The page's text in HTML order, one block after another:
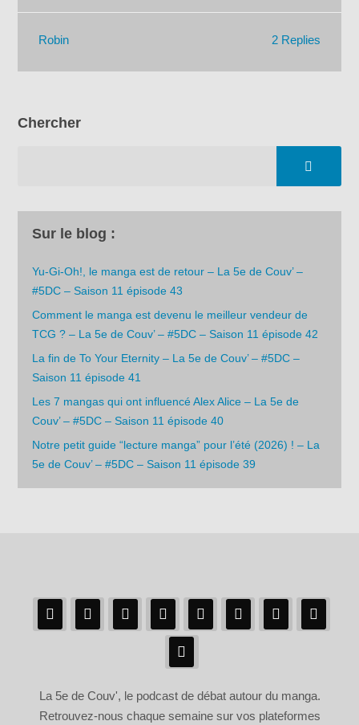
2 Replies
Robin
Chercher
Sur le blog :
Yu-Gi-Oh!, le manga est de retour – La 5e de Couv’ –
#5DC – Saison 11 épisode 43
Comment le manga est devenu le meilleur vendeur de
TCG ? – La 5e de Couv’ – #5DC – Saison 11 épisode 42
La fin de To Your Eternity – La 5e de Couv’ – #5DC –
Saison 11 épisode 41
Les 7 mangas qui ont influencé Alex Alice – La 5e de
Couv’ – #5DC – Saison 11 épisode 40
Notre petit guide “lecture manga” pour l’été (2026) ! – La
5e de Couv’ – #5DC – Saison 11 épisode 39
La 5e de Couv', le podcast de débat autour du manga.
Retrouvez-nous chaque semaine sur vos plateformes